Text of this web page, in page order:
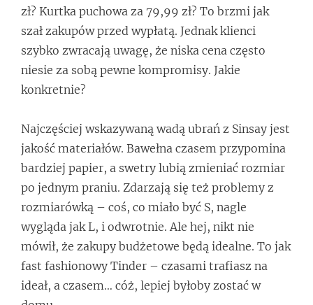
zł? Kurtka puchowa za 79,99 zł? To brzmi jak
szał zakupów przed wypłatą. Jednak klienci
szybko zwracają uwagę, że niska cena często
niesie za sobą pewne kompromisy. Jakie
konkretnie?
Najczęściej wskazywaną wadą ubrań z Sinsay jest
jakość materiałów. Bawełna czasem przypomina
bardziej papier, a swetry lubią zmieniać rozmiar
po jednym praniu. Zdarzają się też problemy z
rozmiarówką – coś, co miało być S, nagle
wygląda jak L, i odwrotnie. Ale hej, nikt nie
mówił, że zakupy budżetowe będą idealne. To jak
fast fashionowy Tinder – czasami trafiasz na
ideał, a czasem… cóż, lepiej byłoby zostać w